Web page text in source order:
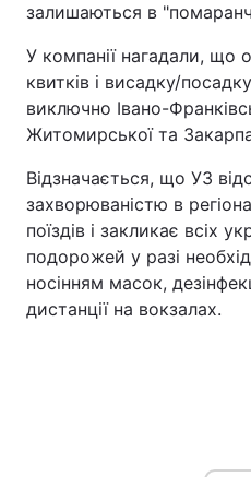
залишаються в
У компанії нагадали,
квитків і висадку/
виключно Івано-
Житомирської та
Відзначається, що УЗ
захворюваністю в
поїздів і закликає всіх
подорожей у разі
носінням масок,
дистанції на вокзалах.